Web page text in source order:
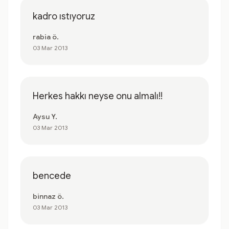
kadro ıstıyoruz
rabia ö.
03 Mar 2013
Herkes hakkı neyse onu almalı!!
Aysu Y.
03 Mar 2013
bencede
binnaz ö.
03 Mar 2013